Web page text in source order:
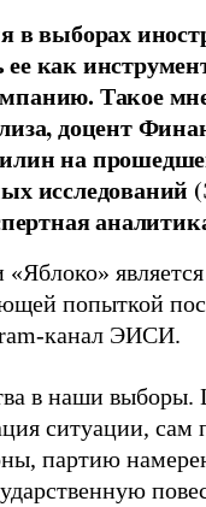
в выборах
как
Такое
доцент
на
попыткой
канал ЭИСИ.
в наши выборы.
ситуации, сам
партию